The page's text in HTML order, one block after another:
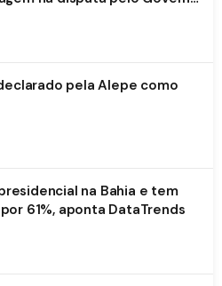
pela Alepe como
na Bahia e tem
61%, aponta DataTrends